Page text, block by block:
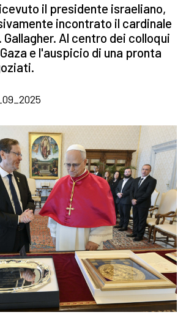
il presidente israeliano,
incontrato il cardinale
Gallagher. Al centro dei colloqui
e l'auspicio di una pronta